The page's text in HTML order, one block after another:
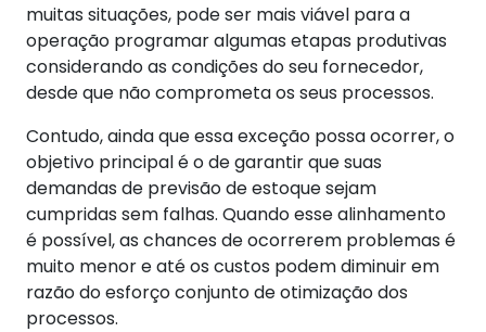
muitas situações, pode ser mais viável para a
operação programar algumas etapas produtivas
considerando as condições do seu fornecedor,
desde que não comprometa os seus processos.
Contudo, ainda que essa exceção possa ocorrer, o
objetivo principal é o de garantir que suas
demandas de previsão de estoque sejam
cumpridas sem falhas. Quando esse alinhamento
é possível, as chances de ocorrerem problemas é
muito menor e até os custos podem diminuir em
razão do esforço conjunto de otimização dos
processos.